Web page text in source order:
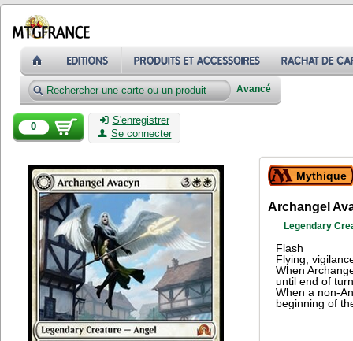
Avancé
0
S'enregistrer
Se connecter
Mythique
Archangel
Legendary
Flash
Flying,
When
until end of
When a non-
beginning of